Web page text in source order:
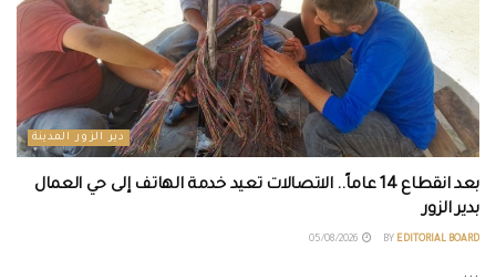
دير الزور المدينة
بعد انقطاع 14 عاماً.. الاتصالات تعيد خدمة الهاتف إلى حي العمال
بدير الزور
BY EDITORIAL BOARD
...